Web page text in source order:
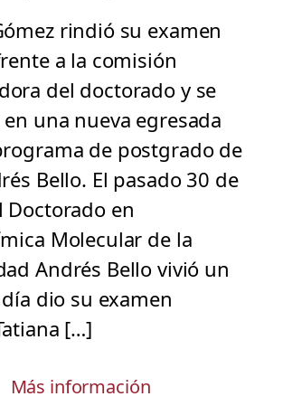
rindió su examen
a la comisión
del doctorado y se
una nueva egresada
de postgrado de
Bello. El pasado 30 de
Doctorado en
Molecular de la
Andrés Bello vivió un
dio su examen
[…]
Más información